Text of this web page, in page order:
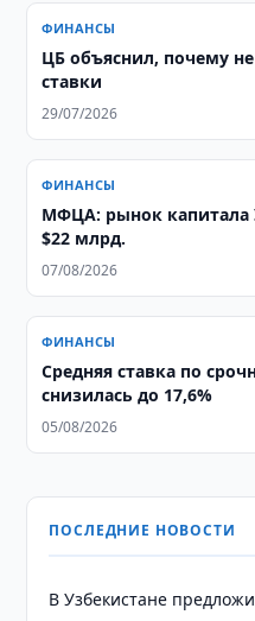
ФИНАНСЫ
ЦБ объяснил, почему
ставки
29/07/2026
ФИНАНСЫ
МФЦА: рынок капитала
$22 млрд.
07/08/2026
ФИНАНСЫ
Средняя ставка по
снизилась до 17,6%
05/08/2026
ПОСЛЕДНИЕ НОВОСТИ
В Узбекистане